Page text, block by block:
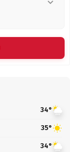
34°
35°
34°